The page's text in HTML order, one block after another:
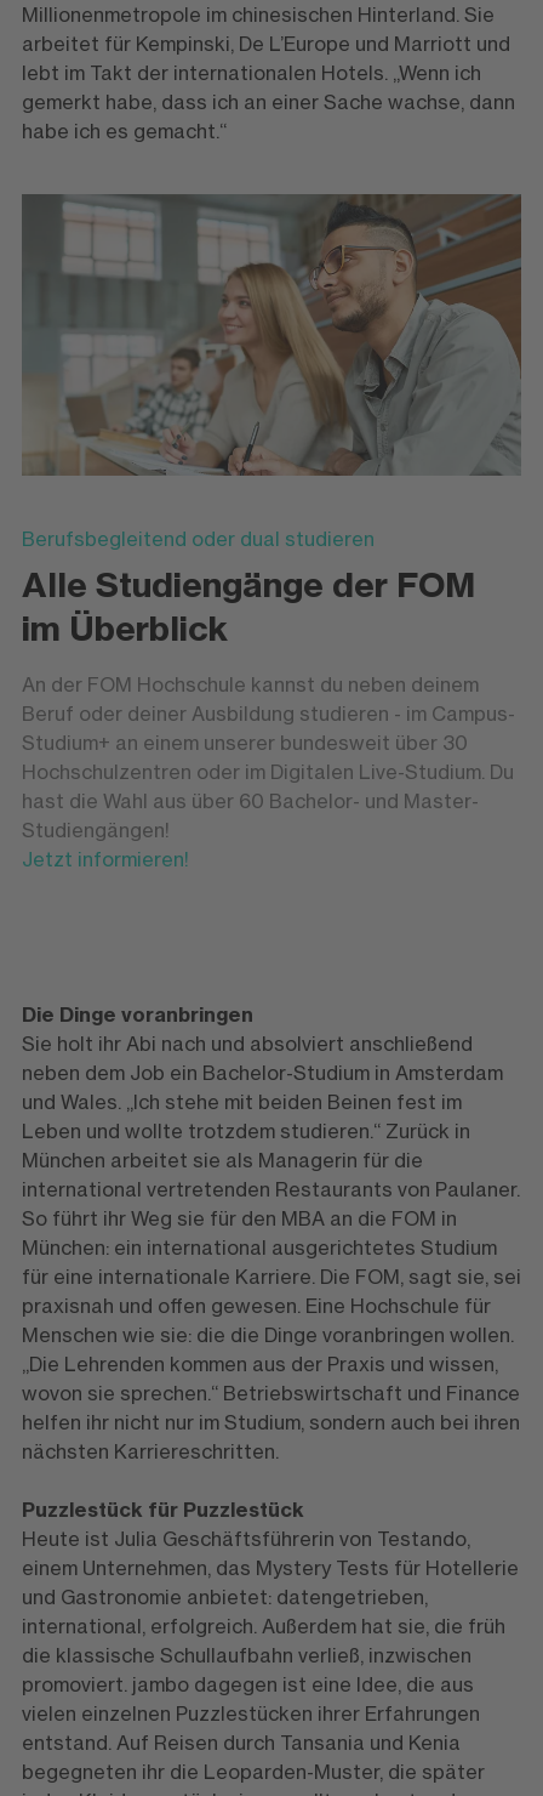
Millionenmetropole im chinesischen Hinterland. Sie
arbeitet für Kempinski, De L’Europe und Marriott und
lebt im Takt der internationalen Hotels. „Wenn ich
gemerkt habe, dass ich an einer Sache wachse, dann
habe ich es gemacht.“
Berufsbegleitend oder dual studieren
Alle Studiengänge der FOM
im Überblick
An der FOM Hochschule kannst du neben deinem
Beruf oder deiner Ausbildung studieren - im Campus-
Studium+ an einem unserer bundesweit über 30
Hochschulzentren oder im Digitalen Live-Studium. Du
hast die Wahl aus über 60 Bachelor- und Master-
Studiengängen!
Jetzt informieren!
Die Dinge voranbringen
Sie holt ihr Abi nach und absolviert anschließend
neben dem Job ein Bachelor-Studium in Amsterdam
und Wales. „Ich stehe mit beiden Beinen fest im
Leben und wollte trotzdem studieren.“ Zurück in
München arbeitet sie als Managerin für die
international vertretenden Restaurants von Paulaner.
So führt ihr Weg sie für den MBA an die FOM in
München: ein international ausgerichtetes Studium
für eine internationale Karriere. Die FOM, sagt sie, sei
praxisnah und offen gewesen. Eine Hochschule für
Menschen wie sie: die die Dinge voranbringen wollen.
„Die Lehrenden kommen aus der Praxis und wissen,
wovon sie sprechen.“ Betriebswirtschaft und Finance
helfen ihr nicht nur im Studium, sondern auch bei ihren
nächsten Karriereschritten.
Puzzlestück für Puzzlestück
Heute ist Julia Geschäftsführerin von Testando,
einem Unternehmen, das Mystery Tests für Hotellerie
und Gastronomie anbietet: datengetrieben,
international, erfolgreich. Außerdem hat sie, die früh
die klassische Schullaufbahn verließ, inzwischen
promoviert. jambo dagegen ist eine Idee, die aus
vielen einzelnen Puzzlestücken ihrer Erfahrungen
entstand. Auf Reisen durch Tansania und Kenia
begegneten ihr die Leoparden-Muster, die später